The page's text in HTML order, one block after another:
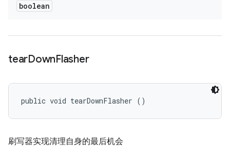
boolean
tearDownFlasher
public void tearDownFlasher ()
刷写器实现清理自身的最后机会